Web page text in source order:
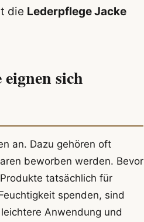
die Lederpflege Jacke
sich
an. Dazu gehören oft
beworben werden. Bevor
tatsächlich für
spenden, sind
Anwendung und